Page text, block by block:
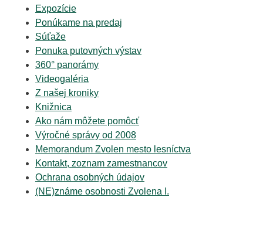
Expozície
Ponúkame na predaj
Súťaže
Ponuka putovných výstav
360° panorámy
Videogaléria
Z našej kroniky
Knižnica
Ako nám môžete pomôcť
Výročné správy od 2008
Memorandum Zvolen mesto lesníctva
Kontakt, zoznam zamestnancov
Ochrana osobných údajov
(NE)známe osobnosti Zvolena I.